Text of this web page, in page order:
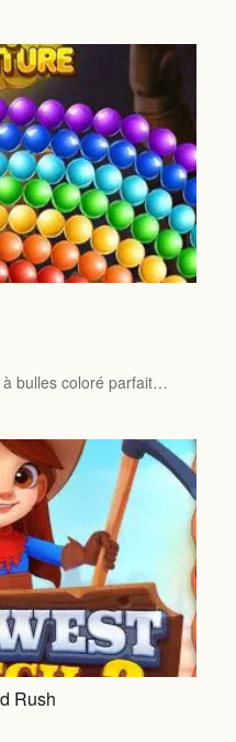
bulles coloré parfait…
Rush